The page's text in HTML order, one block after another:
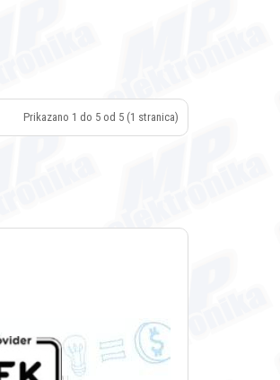
Prikazano 1 do 5 od 5 (1 stranica)